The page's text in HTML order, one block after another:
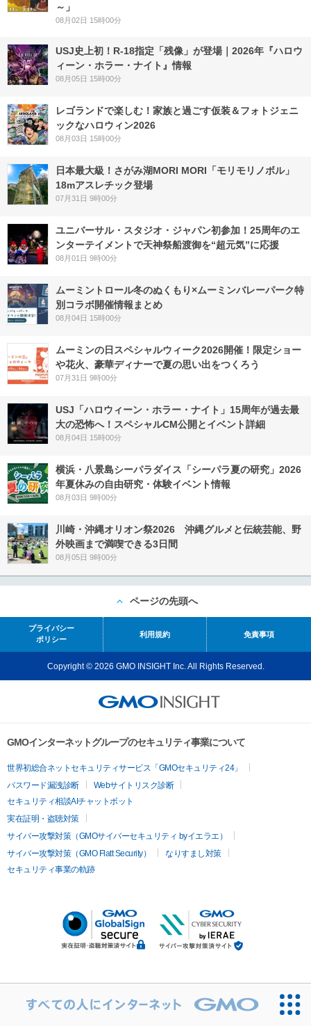
～」
08月02日 15時00分
USJ史上初！R-18指定「残像」が登場｜2026年『ハロウ
ィーン・ホラー・ナイト』情報
08月05日 15時00分
レゴランドで楽しむ！家族と過ごす仮装＆フォトジェニ
ックなハロウィン2026
08月03日 15時00分
日本最大級！さがみ湖MORI MORI「モリモリノボル」
18mアスレチック登場
07月31日 9時00分
ユニバーサル・スタジオ・ジャパン初参加！25周年のエ
ンターテイメントで天神祭船渡御を“超元気”に応援
08月01日 9時00分
ムーミントロール冬のぬくもり×ムーミンバレーパーク特
別コラボ開催情報まとめ
08月04日 15時00分
ムーミンの日スペシャルウィーク2026開催！限定ショー
や花火、豪華ディナーで夏の思い出をつくろう
07月31日 9時00分
USJ「ハロウィーン・ホラー・ナイト」15周年が過去最
大の恐怖へ！スペシャルCM公開とイベント詳細
08月04日 15時00分
横浜・八景島シーパラダイス「シーパラ夏の研究」2026
年夏休みの自由研究・体験イベント情報
08月03日 9時00分
川崎・沖縄オリオン祭2026 沖縄グルメと伝統芸能、野
外映画まで満喫できる3日間
08月05日 9時00分
ページの先頭へ
プライバシー
ポリシー
利用規約 免責事項
Copyright © 2026 GMO INSIGHT Inc. All Rights Reserved.
GMOインターネットグループのセキュリティ事業について
世界初総合ネットセキュリティサービス「GMOセキュリティ24」
パスワード漏洩診断
Webサイトリスク診断
セキュリティ相談AIチャットボット
実在証明・盗聴対策
サイバー攻撃対策（GMOサイバーセキュリティ byイエラエ）
サイバー攻撃対策（GMO Flatt Security）
なりすまし対策
セキュリティ事業の軌跡